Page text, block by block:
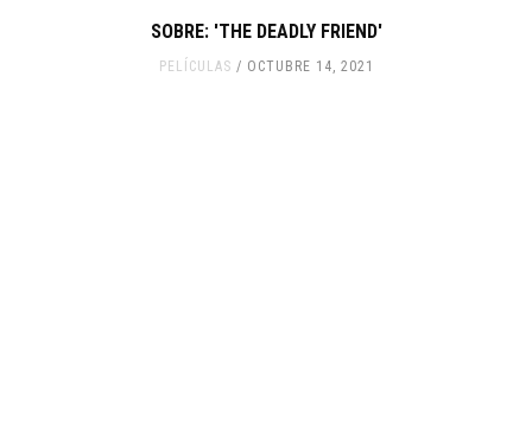
SOBRE: 'THE DEADLY FRIEND'
PELÍCULAS OCTUBRE 14, 2021